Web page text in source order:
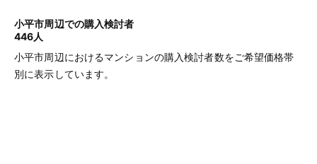
小平市周辺での購入検討者
446人
小平市周辺におけるマンションの購入検討者数をご希望価格帯
別に表示しています。